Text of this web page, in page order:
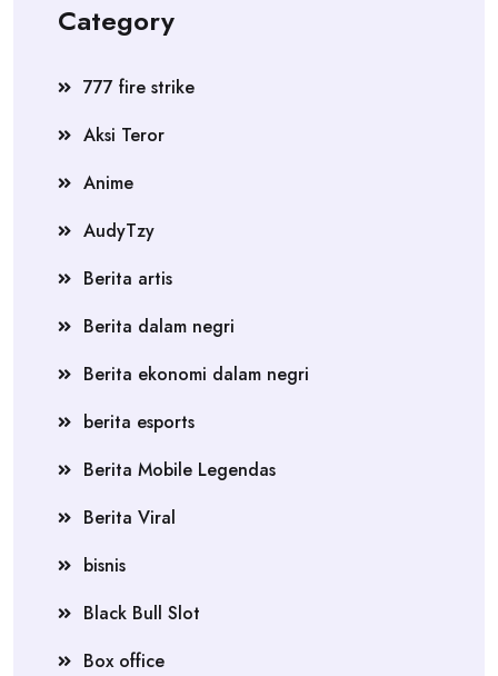
Category
777 fire strike
Aksi Teror
Anime
AudyTzy
Berita artis
Berita dalam negri
Berita ekonomi dalam negri
berita esports
Berita Mobile Legendas
Berita Viral
bisnis
Black Bull Slot
Box office